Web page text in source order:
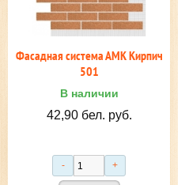
Фасадная система АМК Кирпич
501
В наличии
42,90 бел. руб.